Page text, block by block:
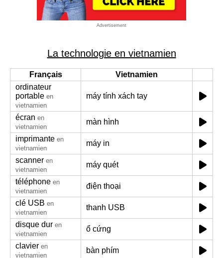
Advertisement
La technologie en vietnamien
Français
Vietnamien
ordinateur
portable en
vietnamien
máy tính xách tay
écran en
vietnamien
màn hình
imprimante en
vietnamien
máy in
scanner en
vietnamien
máy quét
téléphone en
vietnamien
điện thoại
clé USB en
vietnamien
thanh USB
disque dur en
vietnamien
ổ cứng
clavier en
vietnamien
bàn phím